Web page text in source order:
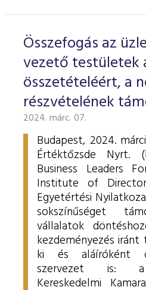
Összefogás az
vezető testületek
összetételéért, a
részvételének
2024. márc. 07.
Budapest, 2024.
Értéktőzsde Nyrt.
Business Leaders
Institute of
Egyetértési
sokszínűséget
vállalatok
kezdeményezés
ki és aláíróként
szervezet is: a
Kereskedelmi